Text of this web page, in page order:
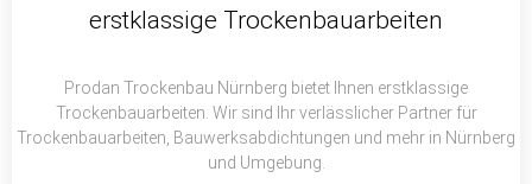
r
p
erstklassige Trockenbauarbeiten
Prodan Trockenbau Nürnberg bietet Ihnen erstklassige
Trockenbauarbeiten. Wir sind Ihr verlässlicher Partner für
Trockenbauarbeiten, Bauwerksabdichtungen und mehr in Nürnberg
und Umgebung.